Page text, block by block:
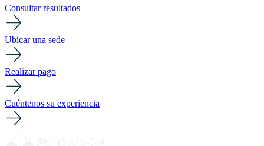
Consultar resultados
Ubicar una sede
Realizar pago
Cuéntenos su experiencia